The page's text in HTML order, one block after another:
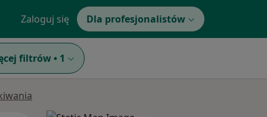
Zaloguj się Dla profesjonalistów
filtrów • 1